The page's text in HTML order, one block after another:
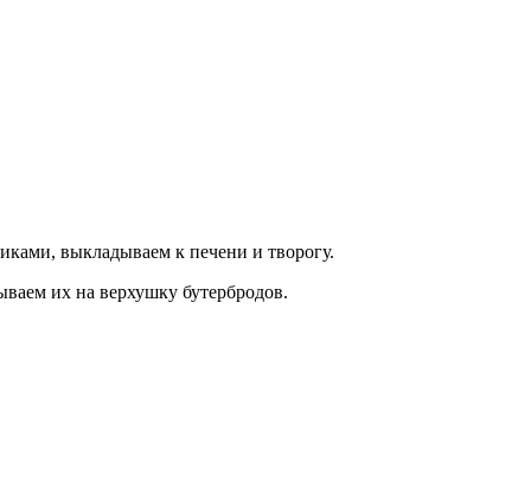
выкладываем к печени и творогу.
их на верхушку бутербродов.